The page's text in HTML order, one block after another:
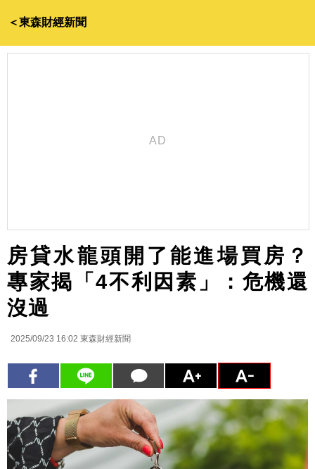
＜東森財經新聞
房貸水龍頭開了能進場買房？
專家揭「4不利因素」：危機還
沒過
2025/09/23 16:02 東森財經新聞